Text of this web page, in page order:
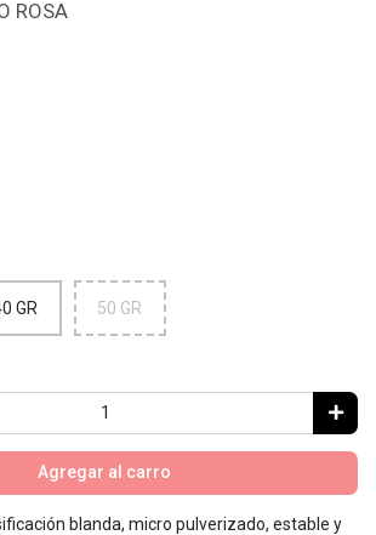
ROSA
GR 50 GR
Agregar al carro
blanda, micro pulverizado, estable y